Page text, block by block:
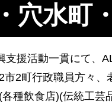
穴水町
支援活動一貫にて、
市2町行政職員方々、
種飲食店)(伝統工芸